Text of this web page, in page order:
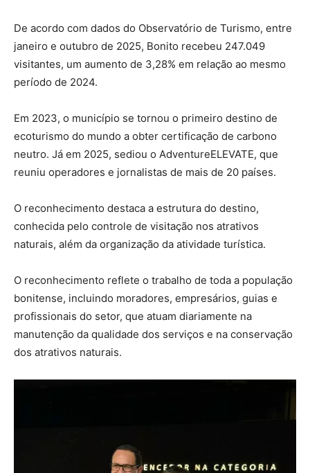
De acordo com dados do Observatório de Turismo, entre
janeiro e outubro de 2025, Bonito recebeu 247.049
visitantes, um aumento de 3,28% em relação ao mesmo
período de 2024.
Em 2023, o município se tornou o primeiro destino de
ecoturismo do mundo a obter certificação de carbono
neutro. Já em 2025, sediou o AdventureELEVATE, que
reuniu operadores e jornalistas de mais de 20 países.
O reconhecimento destaca a estrutura do destino,
conhecida pelo controle de visitação nos atrativos
naturais, além da organização da atividade turística.
O reconhecimento reflete o trabalho de toda a população
bonitense, incluindo moradores, empresários, guias e
profissionais do setor, que atuam diariamente na
manutenção da qualidade dos serviços e na conservação
dos atrativos naturais.